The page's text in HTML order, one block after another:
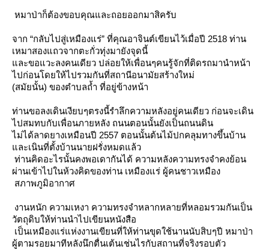
หมาป่าก็ต้องขอบคุณและถอยออกมาสิครับ
จาก “กลับไปสู่เหมืองแร่” ที่คุณอาจินต์เขียนไว้เมื่อปี 2518 ท่าน
เหมาสองแถวจากตะกั่วทุ่งมายังจุดนี้
ละขอแวะลงคนเดียว ปล่อยให้เพื่อนๆคนรู้จักที่ติดรถมานำหน้า
ไปก่อนโดยให้ไปรวมกันที่สถานีอนามัยสร้างใหม่
(สมัยนั้น) ของตำบลถ้ำ ที่อยู่ข้างหน้า
ท่านขอลงเดินเงียบๆตรงนี้รำลึกความหลังอยู่คนเดียว ก่อนจะเดิน
ไปสมทบกับเพื่อนภายหลัง ถนนตอนนั้นยังเป็นถนนดิน
ไม่ได้ลาดยางเหมือนปี 2557 ตอนนั้นต้นไม้ปกคลุมทางขึ้นบ้าน
ละเนินที่ตั้งบ้านนายฝรั่งหมดแล้ว
ท่านคิดอะไรนั้นคงพอเดากันได้ ความหลังความทรงจำคงย้อน
ผ่านเข้าไปในห้วงคิดของท่าน เหมืองแร่ ผู้คนชาวเหมือง
สภาพภูมิอากาศ
งานหนัก ความเหงา ความทรงจำหลากหลายที่หลอมรวมกันเป็น
วัตถุดิบให้ท่านนำไปเขียนหนังสือ
เป็นเหมืองแร่แห่งงานเขียนที่ให้ท่านขุดใช้นานนับสิบๆปี หมาป่า
ผู้ตามรอยมาทีหลังนึกตื่นเต้นเช่นไรกับสถานที่จริงรอบตัว